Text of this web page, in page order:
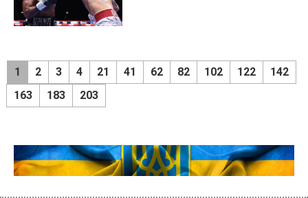
1 2 3 4 21 41 62 82 102 122
142
163
183 203